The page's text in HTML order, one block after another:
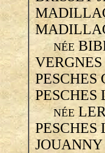
NÉE
VERGNES
PESCHES
PESCHES
NÉE
PESCHES
JOUANNY